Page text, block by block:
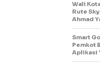
Wali
Rute
Ahmad
Smart
Pemkot
Aplikasi